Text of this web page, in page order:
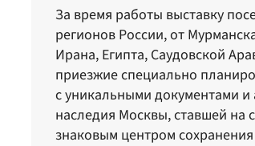
За время работы выставку
регионов России, от
Ирана, Египта, Саудовской
приезжие специально
с уникальными документами и
наследия Москвы, ставшей на
знаковым центром